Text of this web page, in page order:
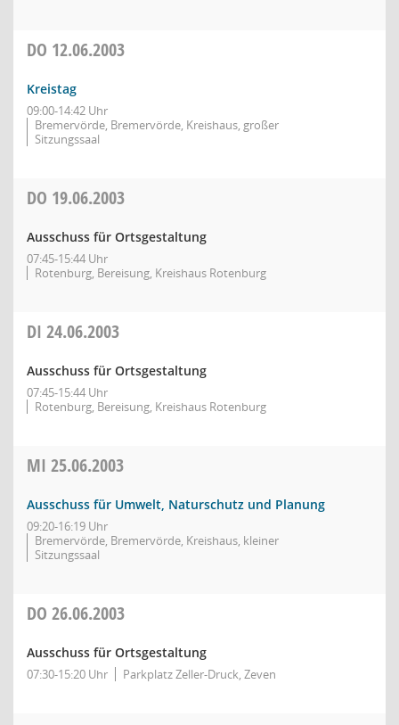
DO 12.06.2003
Kreistag
09:00-14:42 Uhr
Bremervörde, Bremervörde, Kreishaus, großer
Sitzungssaal
DO 19.06.2003
Ausschuss für Ortsgestaltung
07:45-15:44 Uhr
Rotenburg, Bereisung, Kreishaus Rotenburg
DI 24.06.2003
Ausschuss für Ortsgestaltung
07:45-15:44 Uhr
Rotenburg, Bereisung, Kreishaus Rotenburg
MI 25.06.2003
Ausschuss für Umwelt, Naturschutz und Planung
09:20-16:19 Uhr
Bremervörde, Bremervörde, Kreishaus, kleiner
Sitzungssaal
DO 26.06.2003
Ausschuss für Ortsgestaltung
07:30-15:20 Uhr Parkplatz Zeller-Druck, Zeven